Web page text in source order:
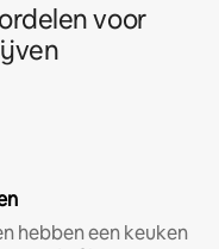
voor
hebben een keuken